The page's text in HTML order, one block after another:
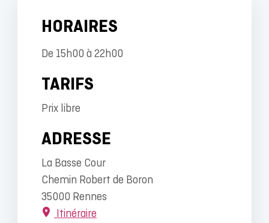
HORAIRES
De 15h00 à 22h00
TARIFS
Prix libre
ADRESSE
La Basse Cour
Chemin Robert de Boron
35000 Rennes
Itinéraire